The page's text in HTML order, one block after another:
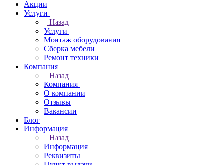
Акции
Услуги
Назад
Услуги
Монтаж оборудования
Сборка мебели
Ремонт техники
Компания
Назад
Компания
О компании
Отзывы
Вакансии
Блог
Информация
Назад
Информация
Реквизиты